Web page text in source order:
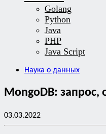
Golang
Python
Java
PHP
Java Script
Наука о данных
MongoDB: запрос,
03.03.2022